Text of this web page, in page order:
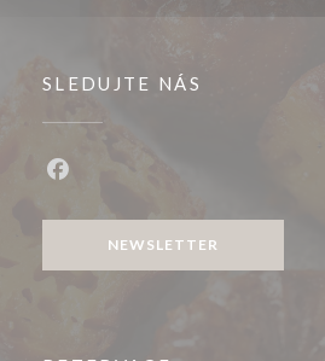
SLEDUJTE NÁS
NEWSLETTER